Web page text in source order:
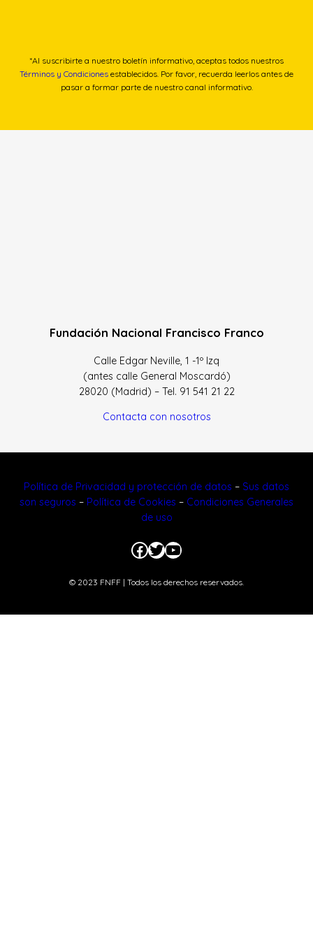
*Al suscribirte a nuestro boletín informativo, aceptas todos nuestros
Términos y Condiciones establecidos. Por favor, recuerda leerlos antes de
pasar a formar parte de nuestro canal informativo.
Fundación Nacional Francisco Franco
Calle Edgar Neville, 1 -1º Izq
(antes calle General Moscardó)
28020 (Madrid) – Tel. 91 541 21 22
Contacta con nosotros
Política de Privacidad y protección de datos – Sus datos
son seguros – Política de Cookies – Condiciones Generales
de uso
Facebook
Twitter
YouTube
© 2023 FNFF | Todos los derechos reservados.